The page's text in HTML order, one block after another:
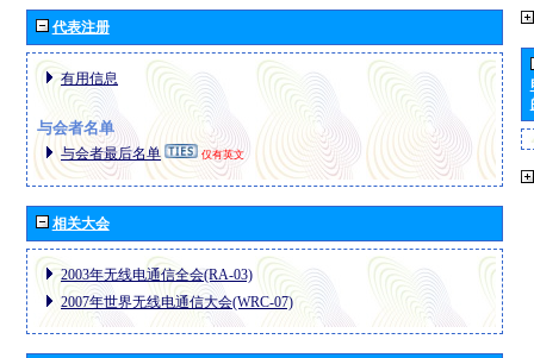
代表注册
有用信息
与会者名单
与会者最后名单 仅有英文
相关大会
2003年无线电通信全会(RA-03)
2007年世界无线电通信大会(WRC-07)